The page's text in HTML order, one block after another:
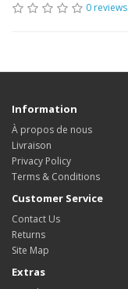
0 reviews
Information
À propos de nous
Livraison
Privacy Policy
Terms & Conditions
Customer Service
Contact Us
Returns
Site Map
Extras